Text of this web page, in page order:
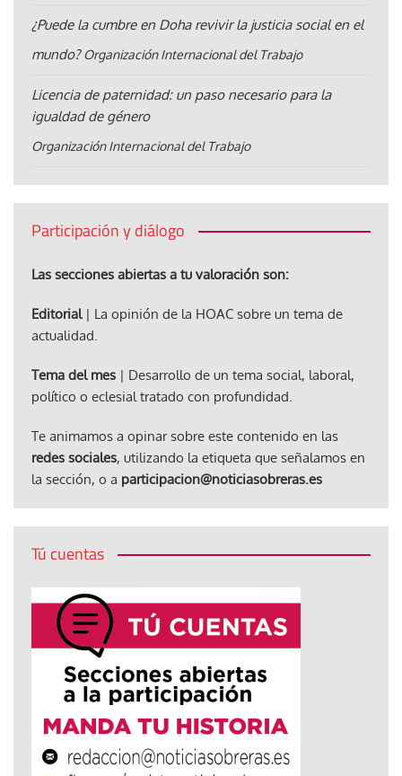
¿Puede la cumbre en Doha revivir la justicia social en el
mundo? Organización Internacional del Trabajo
Licencia de paternidad: un paso necesario para la
igualdad de género
Organización Internacional del Trabajo
Participación y diálogo
Las secciones abiertas a tu valoración son:
Editorial| La opinión de la HOAC sobre un tema de
actualidad.
Tema del mes | Desarrollo de un tema social, laboral,
político o eclesial tratado con profundidad.
Te animamos a opinar sobre este contenido en las
redes sociales, utilizando la etiqueta que señalamos en
la sección, o a participacion@noticiasobreras.es
Tú cuentas